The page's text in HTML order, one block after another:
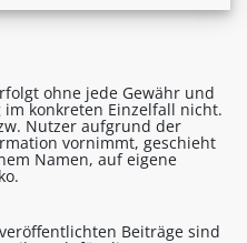
ohne jede Gewähr und
konkreten Einzelfall nicht.
Nutzer aufgrund der
vornimmt, geschieht
Namen, auf eigene
Beiträge sind